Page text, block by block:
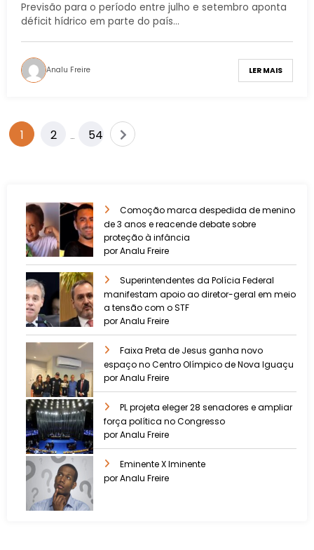
Previsão para o período entre julho e setembro aponta
déficit hídrico em parte do país…
Analu Freire LER MAIS
1 2 … 54
Comoção marca despedida de menino
de 3 anos e reacende debate sobre
proteção à infância
por Analu Freire
Superintendentes da Polícia Federal
manifestam apoio ao diretor-geral em meio
a tensão com o STF
por Analu Freire
Faixa Preta de Jesus ganha novo
espaço no Centro Olímpico de Nova Iguaçu
por Analu Freire
PL projeta eleger 28 senadores e ampliar
força política no Congresso
por Analu Freire
Eminente X Iminente
por Analu Freire